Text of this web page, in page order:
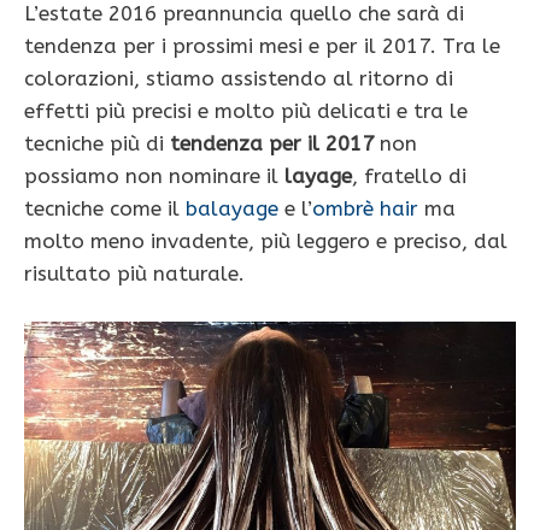
L’estate 2016 preannuncia quello che sarà di
tendenza per i prossimi mesi e per il 2017. Tra le
colorazioni, stiamo assistendo al ritorno di
effetti più precisi e molto più delicati e tra le
tecniche più di tendenza per il 2017non
possiamo non nominare il layage, fratello di
tecniche come il balayage e l’ombrè hair ma
molto meno invadente, più leggero e preciso, dal
risultato più naturale.